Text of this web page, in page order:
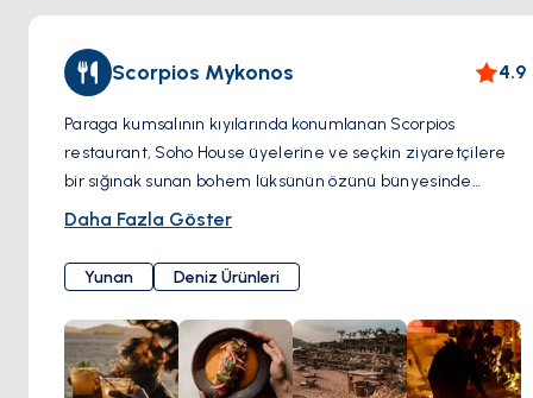
Scorpios Mykonos 4.9
Paraga kumsalının kıyılarında konumlanan Scorpios
restaurant, Soho House üyelerine ve seçkin ziyaretçilere
bir sığınak sunan bohem lüksünün özünü bünyesinde
barındırıyor. Soho House tarafından yakın zamanda satın
yoga dersleri, artisanal kokteyller ve ruhu harekete geçiren
müzik ritüelleri için ünlü isimleri dingin kıyılarına çekmeye
devam etmektedir. Meşhur şef Alexis Zopas yönetimindeki
Scorpios'un mutfak felsefesi, organik, yerel kaynaklı
malzemelere yapılan vurguyla sadelik ve sürdürülebilirliğe
Daha Fazla Göster
Yunan Deniz Ürünleri